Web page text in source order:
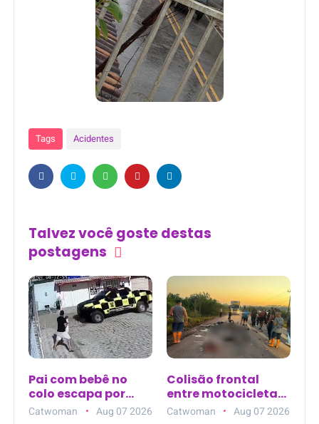
Tags Acidentes
Talvez você goste destas
postagens
Pai com bebê no
colo escapa por
segundos de
Catwoman Aug 07 2026
Colisão frontal
entre motocicletas
deixa quatro
Catwoman Aug 07 2026